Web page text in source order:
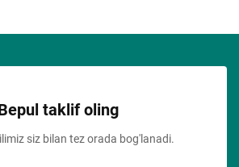
taklif oling
siz bilan tez orada bog'lanadi.